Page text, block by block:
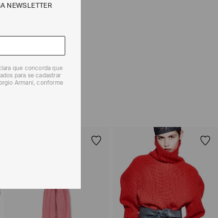
dos Produtos. E a troca pode ser feita em até 30
a partir do seu recebimento sem custos adicionais.
Preencha o
NEWSLETTER
que concorda que
para se cadastrar
Armani, conforme